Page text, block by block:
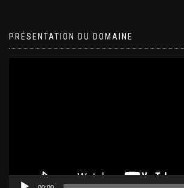
PRÉSENTATION DU DOMAINE